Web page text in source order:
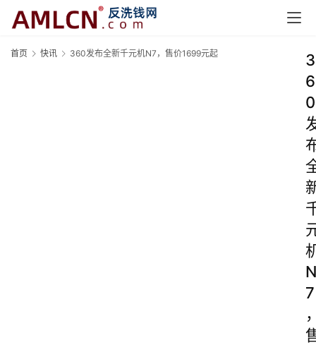
首页 快讯 360发布全新千元机N7，售价1699元起
3
6
0
N
7